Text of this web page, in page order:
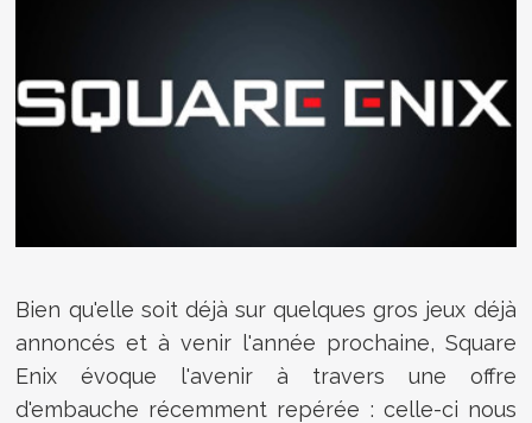
Bien qu'elle soit déjà sur quelques gros jeux déjà
annoncés et à venir l'année prochaine, Square
Enix évoque l'avenir à travers une offre
d'embauche récemment repérée : celle-ci nous